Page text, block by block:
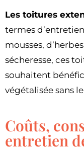
Les toitures
termes
mousses,
sécheresse, ces
souhaitent
végétalisée sans
Coûts,
entretien